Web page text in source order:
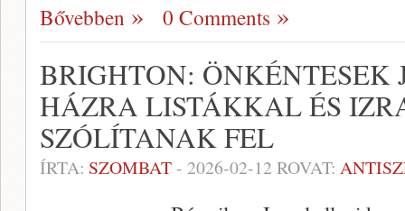
Bővebben 0 Comments
BRIGHTON:
HÁZRA LISTÁKKAL ÉS
SZÓLÍTANAK FEL
ÍRTA: SZOMBAT- 2026-02-12 ROVAT: